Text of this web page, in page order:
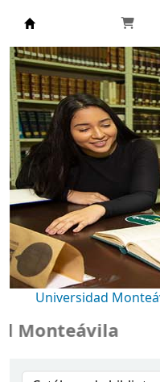
Biblioteca
Universidad